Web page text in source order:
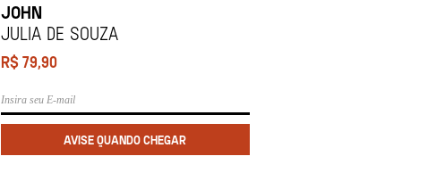
JOHN
Julia de Souza
R$ 79,90